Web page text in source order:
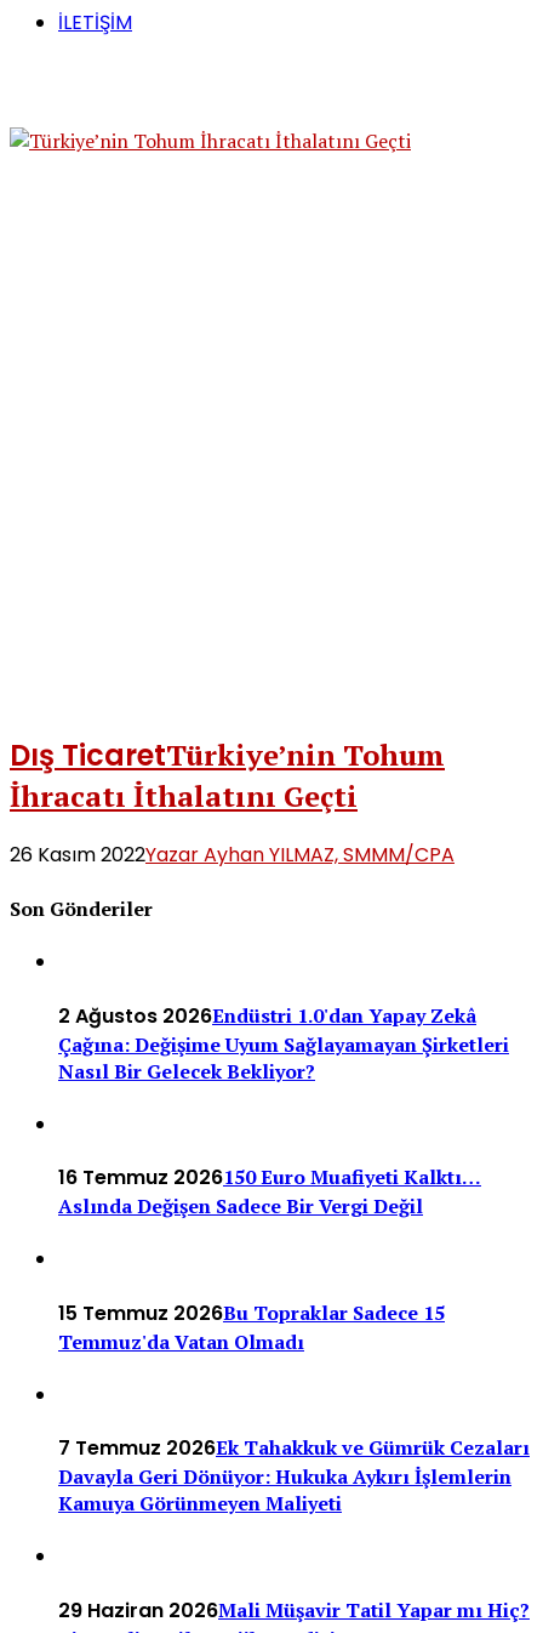
İLETİŞİM
Dış TicaretTürkiye’nin Tohum
İhracatı İthalatını Geçti
26 Kasım 2022Yazar Ayhan YILMAZ, SMMM/CPA
Son Gönderiler
2 Ağustos 2026Endüstri 1.0'dan Yapay Zekâ
Çağına: Değişime Uyum Sağlayamayan Şirketleri
Nasıl Bir Gelecek Bekliyor?
16 Temmuz 2026150 Euro Muafiyeti Kalktı…
Aslında Değişen Sadece Bir Vergi Değil
15 Temmuz 2026Bu Topraklar Sadece 15
Temmuz'da Vatan Olmadı
7 Temmuz 2026Ek Tahakkuk ve Gümrük Cezaları
Davayla Geri Dönüyor: Hukuka Aykırı İşlemlerin
Kamuya Görünmeyen Maliyeti
29 Haziran 2026Mali Müşavir Tatil Yapar mı Hiç?